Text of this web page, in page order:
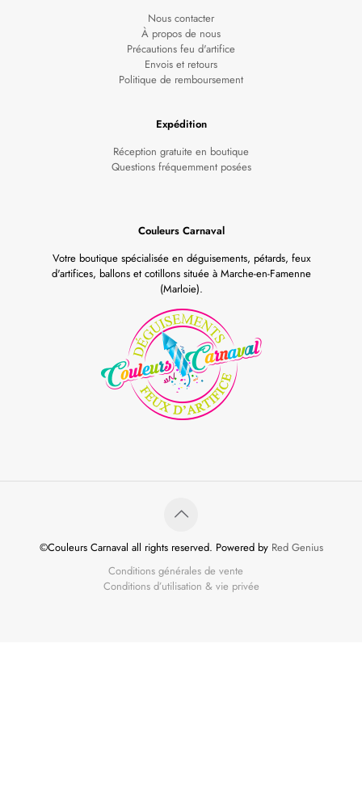
Nous contacter
À propos de nous
Précautions feu d'artifice
Envois et retours
Politique de remboursement
Expédition
Réception gratuite en boutique
Questions fréquemment posées
Couleurs Carnaval
Votre boutique spécialisée en déguisements, pétards, feux
d'artifices, ballons et cotillons située à Marche-en-Famenne
(Marloie).
©Couleurs Carnaval all rights reserved. Powered by Red Genius
Conditions générales de vente
Conditions d’utilisation & vie privée